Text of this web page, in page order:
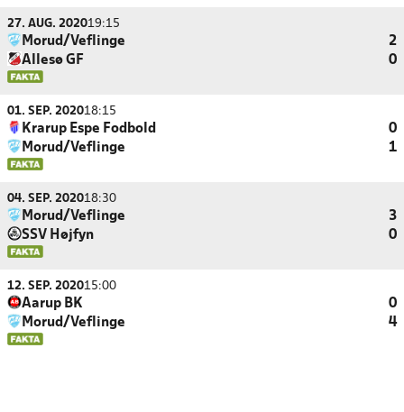
27. AUG. 202019:15
Morud/Veflinge
2
Allesø GF
0
01. SEP. 202018:15
Krarup Espe Fodbold
0
Morud/Veflinge
1
04. SEP. 202018:30
Morud/Veflinge
3
SSV Højfyn
0
12. SEP. 202015:00
Aarup BK
0
Morud/Veflinge
4